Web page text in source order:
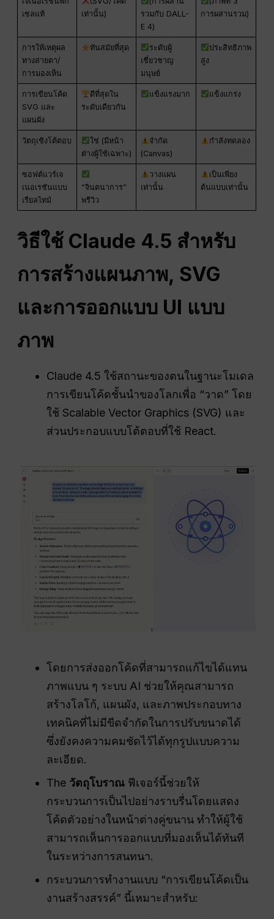
เซลแท้
เท่านั้น)
รวมกับ DALL-
E 4)
การผสานรวม)
การให้เหตุผล
ทางสายตา/
การมองเห็น
ทันสมัยที่สุด
ระดับผู้
เชี่ยวชาญ
มนุษย์
ประสิทธิภาพ
สูง
การเขียนโค้ด
SVG และ
แผนผัง
ดีที่สุดใน
ระดับเดียวกัน
แข็งแรงมาก แข็งแกร่ง
วัตถุเชิงโต้ตอบ
ใช่ (มีหน้า
ต่างผู้ใช้เฉพาะ)
จำกัด
(Canvas)
กำลังทดลอง
ซอฟต์แวร์เจ
เนอเรชันแบบ
เรียลไทม์
“จินตนาการ”
พรีวิว
วางแผน
เท่านั้น
เป็นเพียง
ต้นแบบเท่านั้น
วิธีใช้ Claude 4.5 สำหรับ
การสร้างแผนภาพ, SVG
และการออกแบบ UI แบบ
ภาพ
Claude 4.5 ใช้สถานะของตนในฐานะโมเดล
การเขียนโค้ดชั้นนำของโลกเพื่อ “วาด” โดย
ใช้ Scalable Vector Graphics (SVG) และ
ส่วนประกอบแบบโต้ตอบที่ใช้ React.
โดยการส่งออกโค้ดที่สามารถแก้ไขได้แทน
ภาพแบน ๆ ระบบ AI ช่วยให้คุณสามารถ
สร้างโลโก้, แผนผัง, และภาพประกอบทาง
เทคนิคที่ไม่มีขีดจำกัดในการปรับขนาดได้
ซึ่งยังคงความคมชัดไว้ได้ทุกรูปแบบความ
ละเอียด.
The วัตถุโบราณ ฟีเจอร์นี้ช่วยให้
กระบวนการเป็นไปอย่างราบรื่นโดยแสดง
โค้ดตัวอย่างในหน้าต่างคู่ขนาน ทำให้ผู้ใช้
สามารถเห็นการออกแบบที่มองเห็นได้ทันที
ในระหว่างการสนทนา.
กระบวนการทำงานแบบ “การเขียนโค้ดเป็น
งานสร้างสรรค์” นี้เหมาะสำหรับ: